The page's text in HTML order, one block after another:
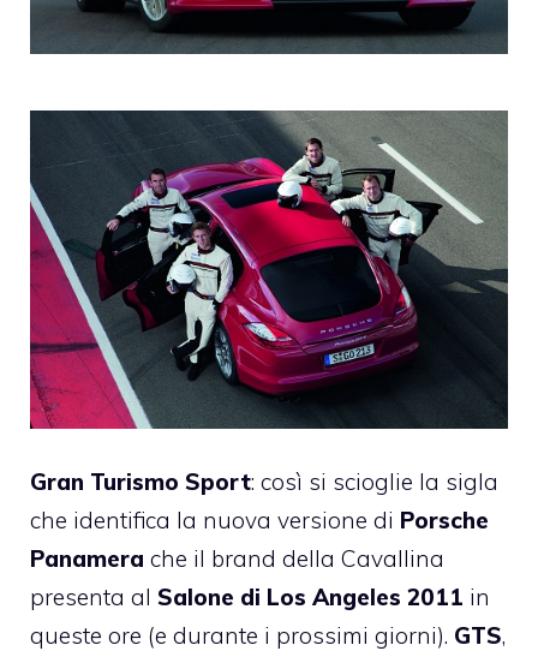
Gran Turismo Sport: così si scioglie la sigla
che identifica la nuova versione di Porsche
Panamera che il brand della Cavallina
presenta al Salone di Los Angeles 2011 in
queste ore (e durante i prossimi giorni). GTS,